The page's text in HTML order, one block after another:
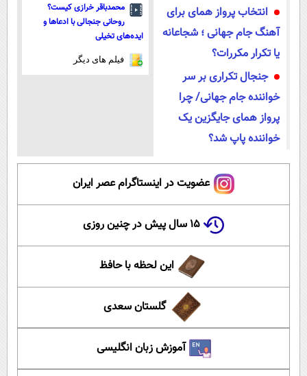
انتخاب پرواز همای برای
آهنگ جام جهانی ؛ شجاعانه
یا تکرار مکررات؟
جنجال تکراری بر سر
خواننده جام جهانی/ چرا
پرواز همای جایگزین یک
خواننده پاپ شد؟
محمدباقر خرازی کیست؟
روحانی جنجالی با ادعاها و
ایده‌های تخیلی
فیلم های دیگر
عضویت در اینستاگرام عصر ایران
۱۵ سال پیش در چنین روزی
این لحظه با حافظ
گلستان سعدی
آموزش زبان انگلیسی